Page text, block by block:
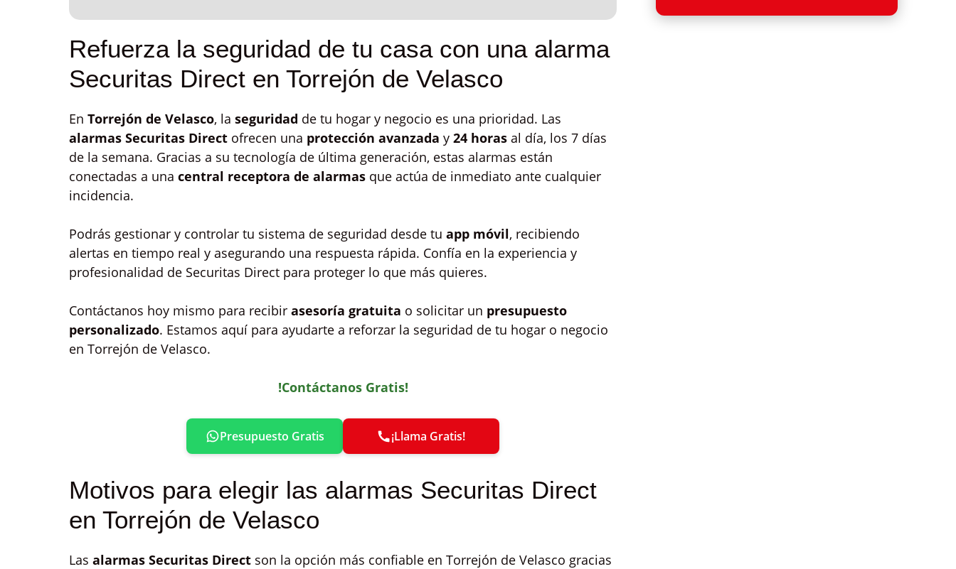
Refuerza la seguridad de tu casa con una alarma
Securitas Direct en Torrejón de Velasco
En Torrejón de Velasco, la seguridad de tu hogar y negocio es una prioridad. Las
alarmas Securitas Direct ofrecen una protección avanzada y 24 horas al día, los 7 días
de la semana. Gracias a su tecnología de última generación, estas alarmas están
conectadas a una central receptora de alarmas que actúa de inmediato ante cualquier
incidencia.
Podrás gestionar y controlar tu sistema de seguridad desde tu app móvil, recibiendo
alertas en tiempo real y asegurando una respuesta rápida. Confía en la experiencia y
profesionalidad de Securitas Direct para proteger lo que más quieres.
Contáctanos hoy mismo para recibir asesoría gratuita o solicitar un presupuesto
personalizado. Estamos aquí para ayudarte a reforzar la seguridad de tu hogar o negocio
en Torrejón de Velasco.
!Contáctanos Gratis!
Presupuesto Gratis ¡Llama Gratis!
Motivos para elegir las alarmas Securitas Direct
en Torrejón de Velasco
Las alarmas Securitas Direct son la opción más confiable en Torrejón de Velasco gracias